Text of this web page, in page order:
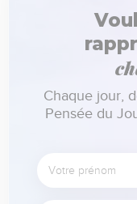
Chaque jour,
Pensée du